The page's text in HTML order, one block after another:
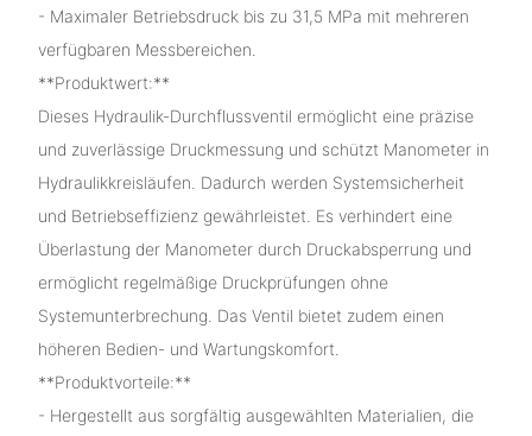
- Maximaler Betriebsdruck bis zu 31,5 MPa mit mehreren
verfügbaren Messbereichen.
**Produktwert:**
Dieses Hydraulik-Durchflussventil ermöglicht eine präzise
und zuverlässige Druckmessung und schützt Manometer in
Hydraulikkreisläufen. Dadurch werden Systemsicherheit
und Betriebseffizienz gewährleistet. Es verhindert eine
Überlastung der Manometer durch Druckabsperrung und
ermöglicht regelmäßige Druckprüfungen ohne
Systemunterbrechung. Das Ventil bietet zudem einen
höheren Bedien- und Wartungskomfort.
**Produktvorteile:**
- Hergestellt aus sorgfältig ausgewählten Materialien, die